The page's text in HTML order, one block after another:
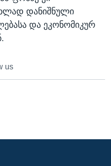
დანიშნული
და ეკონომიკურ
us